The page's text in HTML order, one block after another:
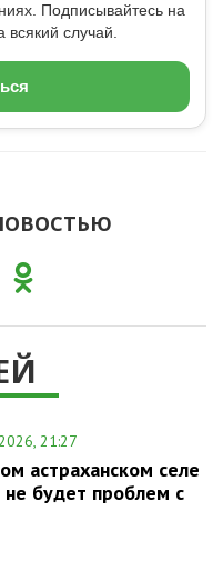
Подписывайтесь на
случай.
21:27
астраханском селе
будет проблем с